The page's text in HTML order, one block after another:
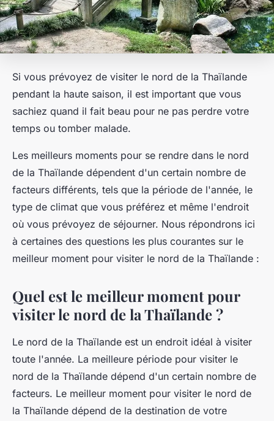
Si vous prévoyez de visiter le nord de la Thaïlande
pendant la haute saison, il est important que vous
sachiez quand il fait beau pour ne pas perdre votre
temps ou tomber malade.
Les meilleurs moments pour se rendre dans le nord
de la Thaïlande dépendent d'un certain nombre de
facteurs différents, tels que la période de l'année, le
type de climat que vous préférez et même l'endroit
où vous prévoyez de séjourner. Nous répondrons ici
à certaines des questions les plus courantes sur le
meilleur moment pour visiter le nord de la Thaïlande :
Quel est le meilleur moment pour
visiter le nord de la Thaïlande ?
Le nord de la Thaïlande est un endroit idéal à visiter
toute l'année. La meilleure période pour visiter le
nord de la Thaïlande dépend d'un certain nombre de
facteurs. Le meilleur moment pour visiter le nord de
la Thaïlande dépend de la destination de votre